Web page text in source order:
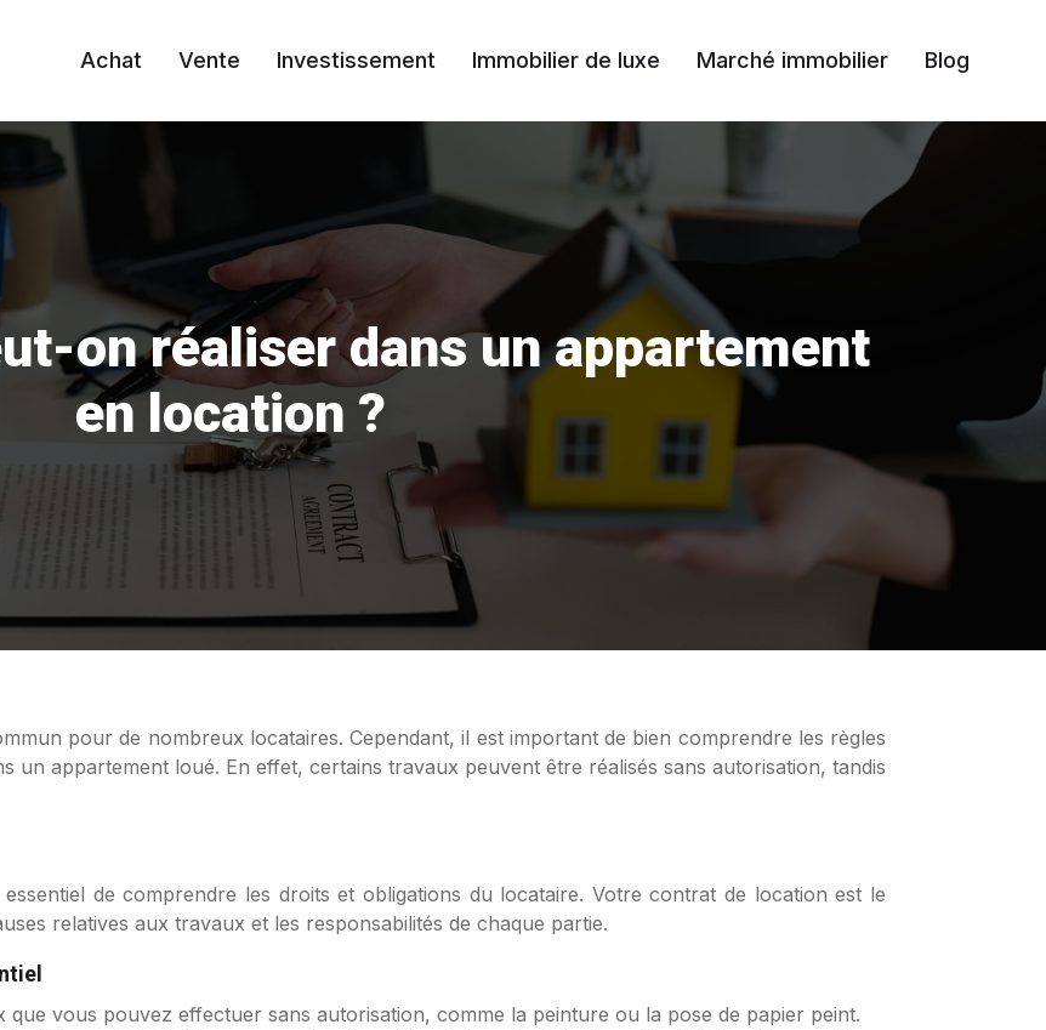
Achat Vente Investissement Immobilier de luxe Marché immobilier Blog
on réaliser dans un appartement
en location ?
un appartement loué. En effet, certains travaux peuvent être réalisés sans autorisation, tandis
de comprendre les droits et obligations du locataire. Votre contrat de location est le
relatives aux travaux et les responsabilités de chaque partie.
vous pouvez effectuer sans autorisation, comme la peinture ou la pose de papier peint.